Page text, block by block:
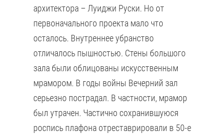
архитектора – Луиджи Руски. Но от
первоначального проекта мало что
осталось. Внутреннее убранство
отличалось пышностью. Стены большого
зала были облицованы искусственным
мрамором. В годы войны Вечерний зал
серьезно пострадал. В частности, мрамор
был утрачен. Частично сохранившуюся
роспись плафона отреставрировали в 50-е